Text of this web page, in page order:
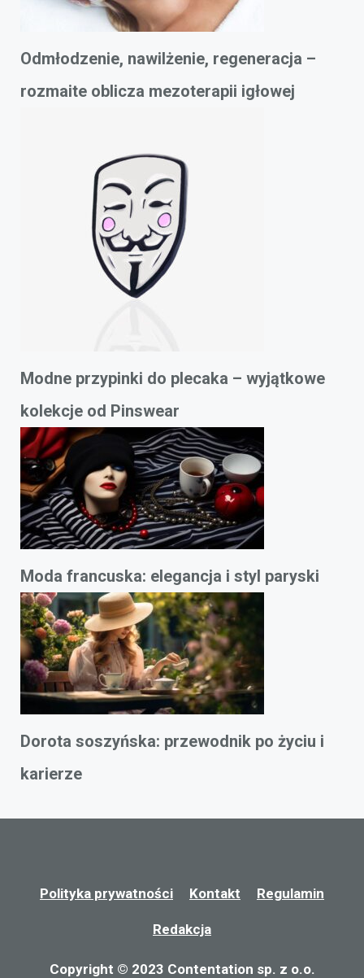
Odmłodzenie, nawilżenie, regeneracja –
rozmaite oblicza mezoterapii igłowej
Modne przypinki do plecaka – wyjątkowe
kolekcje od Pinswear
Moda francuska: elegancja i styl paryski
Dorota soszyńska: przewodnik po życiu i
karierze
Polityka prywatności Kontakt Regulamin
Redakcja
Copyright © 2023 Contentation sp. z o.o.